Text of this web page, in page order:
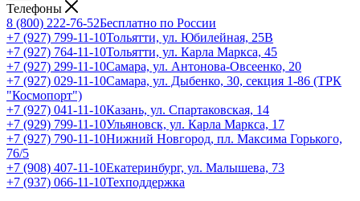
Телефоны
8 (800) 222-76-52Бесплатно по России
+7 (927) 799-11-10Тольятти, ул. Юбилейная, 25В
+7 (927) 764-11-10Тольятти, ул. Карла Маркса, 45
+7 (927) 299-11-10Самара, ул. Антонова-Овсеенко, 20
+7 (927) 029-11-10Самара, ул. Дыбенко, 30, секция 1-86 (ТРК
"Космопорт")
+7 (927) 041-11-10Казань, ул. Спартаковская, 14
+7 (929) 799-11-10Ульяновск, ул. Карла Маркса, 17
+7 (927) 790-11-10Нижний Новгород, пл. Максима Горького,
76/5
+7 (908) 407-11-10Екатеринбург, ул. Малышева, 73
+7 (937) 066-11-10Техподдержка